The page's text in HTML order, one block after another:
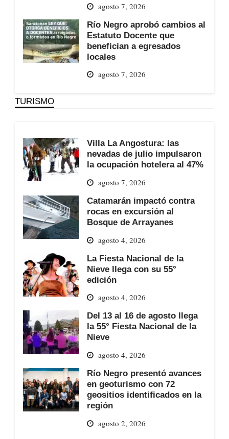
agosto 7, 2026
Río Negro aprobó cambios al
Estatuto Docente que
benefician a egresados
locales
agosto 7, 2026
TURISMO
Villa La Angostura: las
nevadas de julio impulsaron
la ocupación hotelera al 47%
agosto 7, 2026
Catamarán impactó contra
rocas en excursión al
Bosque de Arrayanes
agosto 4, 2026
La Fiesta Nacional de la
Nieve llega con su 55°
edición
agosto 4, 2026
Del 13 al 16 de agosto llega
la 55° Fiesta Nacional de la
Nieve
agosto 4, 2026
Río Negro presentó avances
en geoturismo con 72
geositios identificados en la
región
agosto 2, 2026